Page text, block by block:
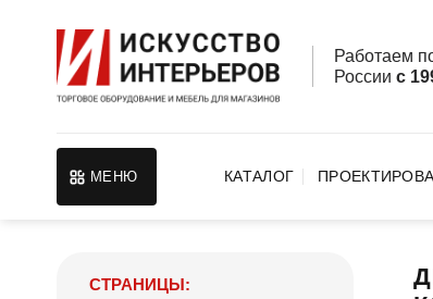
Работаем
России с
МЕНЮ КАТАЛОГ
СТРАНИЦЫ: